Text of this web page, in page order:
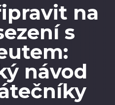
na
s
návod